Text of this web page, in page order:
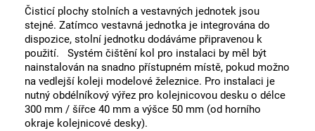
Čisticí plochy stolních a vestavných jednotek jsou
stejné. Zatímco vestavná jednotka je integrována do
dispozice, stolní jednotku dodáváme připravenou k
použití. Systém čištění kol pro instalaci by měl být
nainstalován na snadno přístupném místě, pokud možno
na vedlejší koleji modelové železnice. Pro instalaci je
nutný obdélníkový výřez pro kolejnicovou desku o délce
300 mm / šířce 40 mm a výšce 50 mm (od horního
okraje kolejnicové desky).